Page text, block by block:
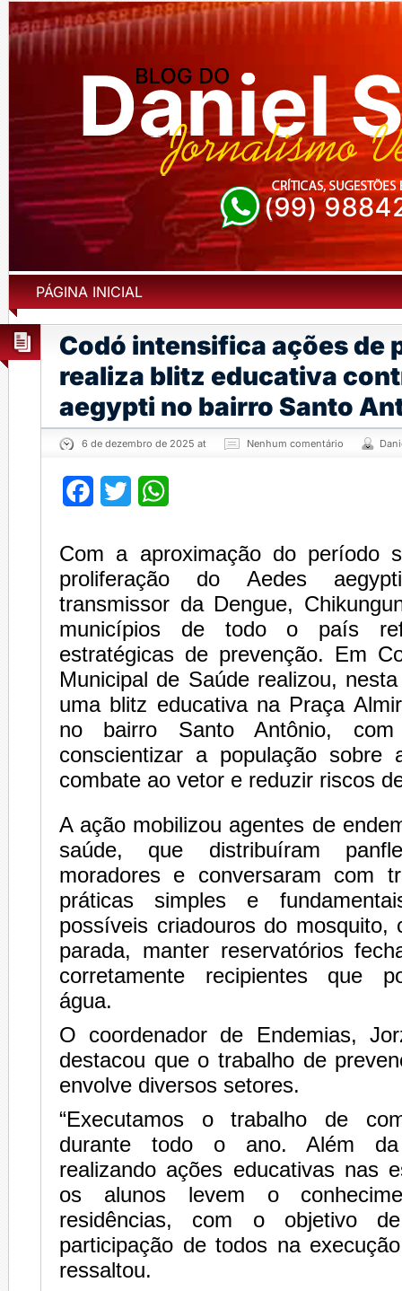
PÁGINA INICIAL
Codó intensifica ações de
realiza blitz educativa
aegypti no bairro Santo
6 de dezembro de 2025 at Nenhum comentário
Facebook
Twitter
Com a aproximação do período
proliferação do Aedes
transmissor da Dengue,
municípios de todo o país
estratégicas de prevenção. Em
Municipal de Saúde realizou,
uma blitz educativa na Praça
no bairro Santo Antônio,
conscientizar a população sobre
combate ao vetor e reduzir riscos
A ação mobilizou agentes de
saúde, que distribuíram
moradores e conversaram com
práticas simples e
possíveis criadouros do mosquito,
parada, manter reservatórios
corretamente recipientes que
água.
O coordenador de Endemias,
destacou que o trabalho de
envolve diversos setores.
“Executamos o trabalho de
durante todo o ano. Além
realizando ações educativas nas
os alunos levem o
residências, com o objetivo
participação de todos na
ressaltou.